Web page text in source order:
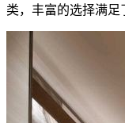
类，丰富的选择满足